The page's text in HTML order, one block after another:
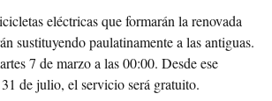
eléctricas que formarán la renovada
sustituyendo paulatinamente a las antiguas.
7 de marzo a las 00:00. Desde ese
de julio, el servicio será gratuito.